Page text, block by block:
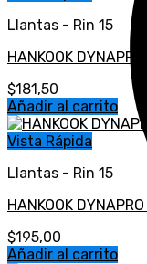
Llantas - Rin 15
HANKOOK
$181,50
Añadir al carrito
Vista Rápida
Llantas - Rin 15
HANKOOK
$195,00
Añadir al carrito